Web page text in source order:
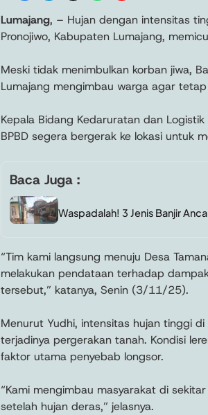
Lumajang, – Hujan dengan intensitas
Pronojiwo, Kabupaten Lumajang,
Meski tidak menimbulkan korban jiwa,
Lumajang mengimbau warga agar
Kepala Bidang Kedaruratan dan
BPBD segera bergerak ke lokasi untuk
Baca Juga :
Waspadalah! 3 Jenis Banjir
“Tim kami langsung menuju Desa
melakukan pendataan terhadap
tersebut,” katanya, Senin (3/11/25).
Menurut Yudhi, intensitas hujan tinggi
terjadinya pergerakan tanah. Kondisi
faktor utama penyebab longsor.
“Kami mengimbau masyarakat di
setelah hujan deras,” jelasnya.